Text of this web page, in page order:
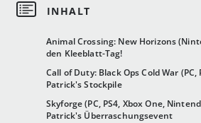
Animal Crossing: New Horizons
den Kleeblatt-Tag!
Call of Duty: Black Ops Cold War (PC,
Patrick's Stockpile
Skyforge (PC, PS4, Xbox One,
Patrick's Überraschungsevent